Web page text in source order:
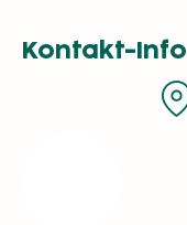
Kontakt-Info